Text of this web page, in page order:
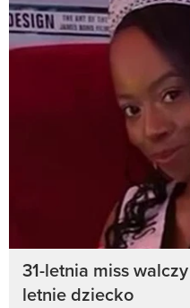
31-letnia miss
letnie dziecko